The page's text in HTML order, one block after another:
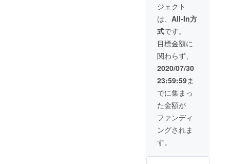
ジェクト
は、 All-In方
式です。
目標金額に
関わらず、
2020/07/30
23:59:59ま
でに集まっ
た金額が
ファンディ
ングされま
す。